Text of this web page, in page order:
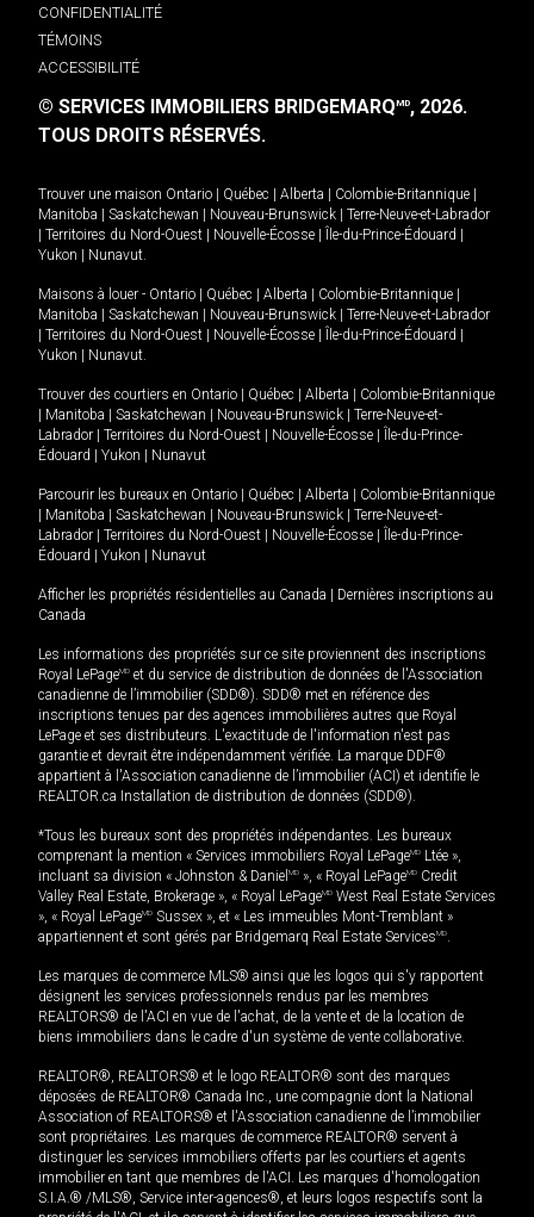
CONFIDENTIALITÉ
TÉMOINS
ACCESSIBILITÉ
© SERVICES IMMOBILIERS BRIDGEMARQMD, 2026.
TOUS DROITS RÉSERVÉS.
Trouver une maison Ontario Québec Alberta Colombie-Britannique
Manitoba
Saskatchewan Nouveau-Brunswick
Terre-Neuve-et-Labrador
Territoires du Nord-Ouest Nouvelle-Écosse Île-du-Prince-Édouard
Yukon
Nunavut.
Maisons à louer - Ontario Québec Alberta Colombie-Britannique
Manitoba
Saskatchewan Nouveau-Brunswick
Terre-Neuve-et-Labrador
Territoires du Nord-Ouest Nouvelle-Écosse Île-du-Prince-Édouard
Yukon
Nunavut.
Trouver des courtiers en Ontario Québec Alberta
Colombie-Britannique
Manitoba Saskatchewan Nouveau-Brunswick
Terre-Neuve-et-
Labrador
Territoires du Nord-Ouest Nouvelle-Écosse
Île-du-Prince-
Édouard
Yukon Nunavut
Parcourir les bureaux en Ontario Québec Alberta
Colombie-Britannique
Manitoba Saskatchewan Nouveau-Brunswick
Terre-Neuve-et-
Labrador
Territoires du Nord-Ouest Nouvelle-Écosse
Île-du-Prince-
Édouard
Yukon Nunavut
Afficher les propriétés résidentielles au Canada
Dernières inscriptions au
Canada
Les informations des propriétés sur ce site proviennent des inscriptions
Royal LePageMD et du service de distribution de données de l'Association
canadienne de l’immobilier (SDD®). SDD® met en référence des
inscriptions tenues par des agences immobilières autres que Royal
LePage et ses distributeurs. L'exactitude de l'information n'est pas
garantie et devrait être indépendamment vérifiée. La marque DDF®
appartient à l'Association canadienne de l’immobilier (ACI) et identifie le
REALTOR.ca Installation de distribution de données (SDD®).
*Tous les bureaux sont des propriétés indépendantes. Les bureaux
comprenant la mention « Services immobiliers Royal LePageMD Ltée »,
incluant sa division « Johnston & Daniel MD », « Royal LePageMD Credit
Valley Real Estate, Brokerage », « Royal LePageMD West Real Estate Services
», « Royal LePageMD Sussex », et « Les immeubles Mont-Tremblant »
appartiennent et sont gérés par Bridgemarq Real Estate ServicesMD.
Les marques de commerce MLS® ainsi que les logos qui s'y rapportent
désignent les services professionnels rendus par les membres
REALTORS® de l'ACI en vue de l'achat, de la vente et de la location de
biens immobiliers dans le cadre d'un système de vente collaborative.
REALTOR®, REALTORS® et le logo REALTOR® sont des marques
déposées de REALTOR® Canada Inc., une compagnie dont la National
Association of REALTORS® et l'Association canadienne de l’immobilier
sont propriétaires. Les marques de commerce REALTOR® servent à
distinguer les services immobiliers offerts par les courtiers et agents
immobilier en tant que membres de l'ACI. Les marques d'homologation
S.I.A.® /MLS®, Service inter-agences®, et leurs logos respectifs sont la